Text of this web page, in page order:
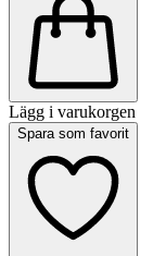
Lägg i varukorgen
Spara som favorit